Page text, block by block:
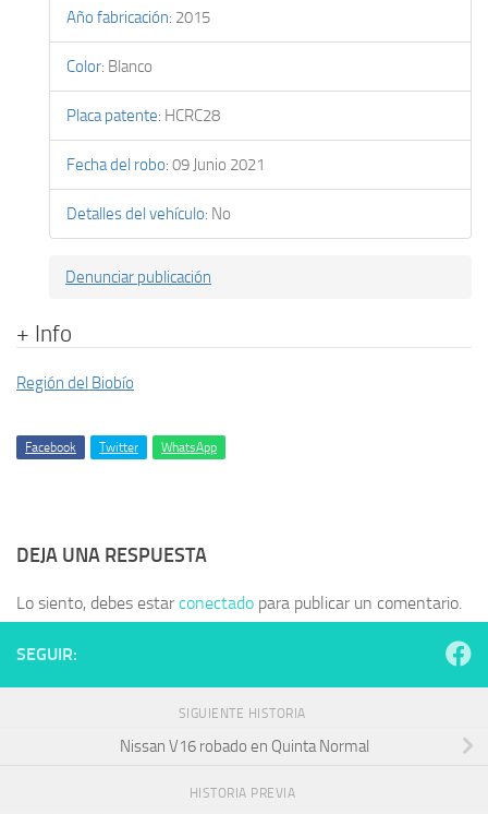
Año fabricación: 2015
Color: Blanco
Placa patente: HCRC28
Fecha del robo: 09 Junio 2021
Detalles del vehículo: No
Denunciar publicación
+ Info
Región del Biobío
Facebook Twitter WhatsApp
DEJA UNA RESPUESTA
Lo siento, debes estarconectado para publicar un comentario.
SEGUIR:
SIGUIENTE HISTORIA
Nissan V16 robado en Quinta Normal
HISTORIA PREVIA